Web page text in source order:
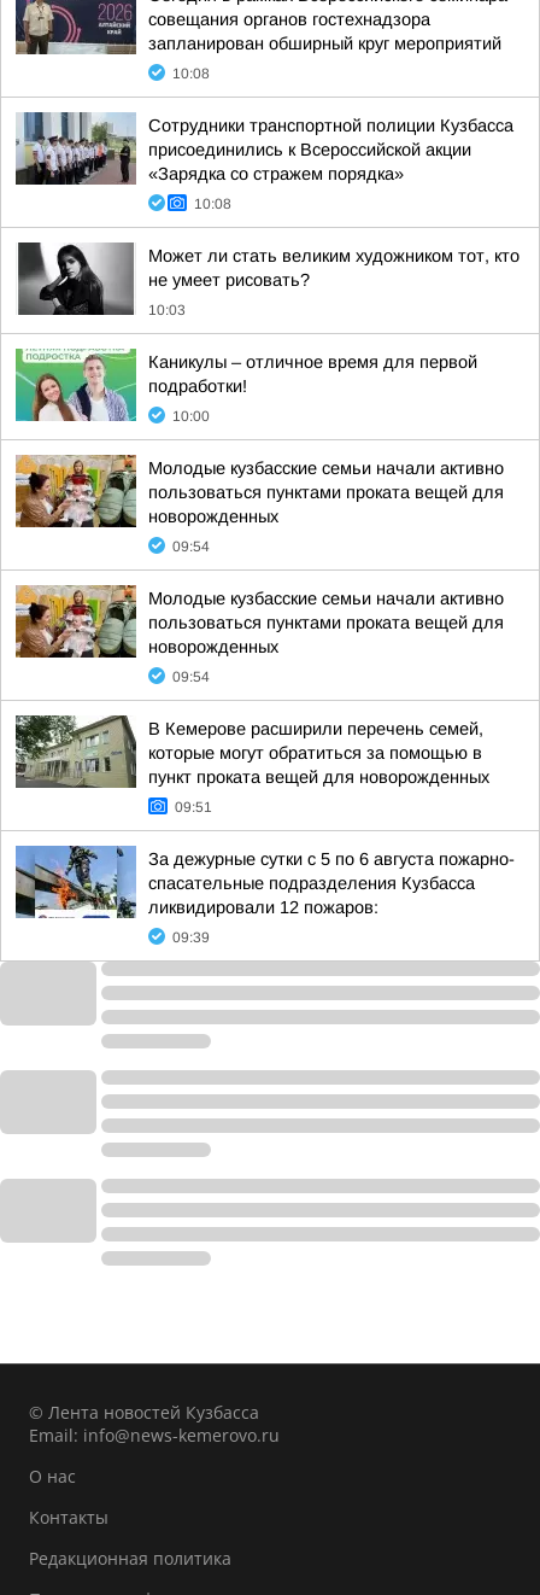
совещания органов гостехнадзора
запланирован обширный круг мероприятий
10:08
Сотрудники транспортной полиции Кузбасса
присоединились к Всероссийской акции
«Зарядка со стражем порядка»
10:08
Может ли стать великим художником тот, кто
не умеет рисовать?
10:03
Каникулы – отличное время для первой
подработки!
10:00
Молодые кузбасские семьи начали активно
пользоваться пунктами проката вещей для
новорожденных
09:54
Молодые кузбасские семьи начали активно
пользоваться пунктами проката вещей для
новорожденных
09:54
В Кемерове расширили перечень семей,
которые могут обратиться за помощью в
пункт проката вещей для новорожденных
09:51
За дежурные сутки с 5 по 6 августа пожарно-
спасательные подразделения Кузбасса
ликвидировали 12 пожаров:
09:39
© Лента новостей Кузбасса
Email: info@news-kemerovo.ru
О нас
Контакты
Редакционная политика